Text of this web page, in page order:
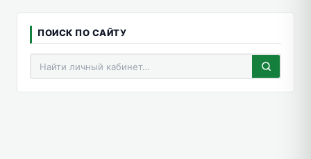
ПОИСК ПО САЙТУ